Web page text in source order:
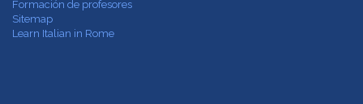
Formación de profesores
Sitemap
Learn Italian in Rome